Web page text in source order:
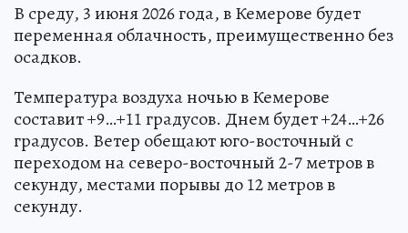
В среду, 3 июня 2026 года, в Кемерове будет
переменная облачность, преимущественно без
осадков.
Температура воздуха ночью в Кемерове
составит +9…+11 градусов. Днем будет +24…+26
градусов. Ветер обещают юго-восточный с
переходом на северо-восточный 2-7 метров в
секунду, местами порывы до 12 метров в
секунду.